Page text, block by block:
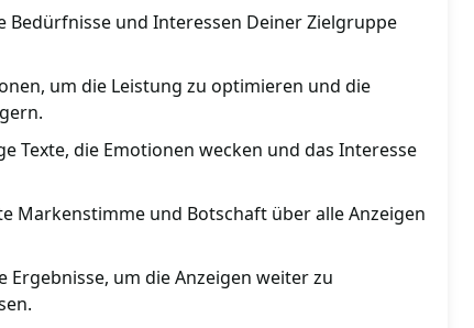
Bedürfnisse und Interessen Deiner Zielgruppe
um die Leistung zu optimieren und die
Texte, die Emotionen wecken und das Interesse
Markenstimme und Botschaft über alle Anzeigen
Ergebnisse, um die Anzeigen weiter zu